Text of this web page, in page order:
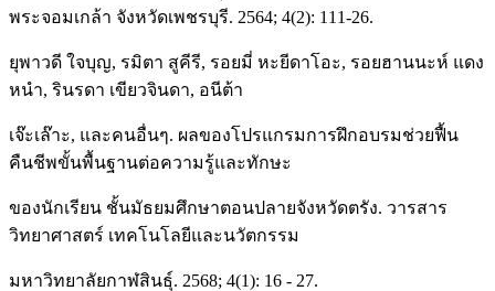
พระจอมเกล้า จังหวัดเพชรบุรี. 2564; 4(2): 111-26.
ยุพาวดี ใจบุญ, รมิตา สูคีรี, รอยมี่ หะยีดาโอะ, รอยฮานนะห์ แดง
หนำ, รินรดา เขียวจินดา, อนีต้า
เจ๊ะเล๊าะ, และคนอื่นๆ. ผลของโปรแกรมการฝึกอบรมช่วยฟื้น
คืนชีพขั้นพื้นฐานต่อความรู้และทักษะ
ของนักเรียน ชั้นมัธยมศึกษาตอนปลายจังหวัดตรัง. วารสาร
วิทยาศาสตร์ เทคโนโลยีและนวัตกรรม
มหาวิทยาลัยกาฬสินธุ์. 2568; 4(1): 16 - 27.